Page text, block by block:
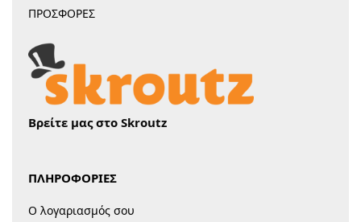
ΠΡΟΣΦΟΡΕΣ
Βρείτε μας στο Skroutz
ΠΛΗΡΟΦΟΡΙΕΣ
Ο λογαριασμός σου